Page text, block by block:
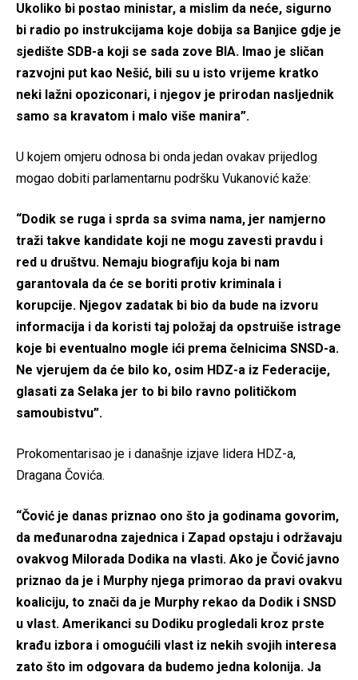
Ukoliko bi postao ministar, a mislim da neće, sigurno
bi radio po instrukcijama koje dobija sa Banjice gdje je
sjedište SDB-a koji se sada zove BIA. Imao je sličan
razvojni put kao Nešić, bili su u isto vrijeme kratko
neki lažni opoziconari, i njegov je prirodan nasljednik
samo sa kravatom i malo više manira”.
U kojem omjeru odnosa bi onda jedan ovakav prijedlog
mogao dobiti parlamentarnu podršku Vukanović kaže:
“Dodik se ruga i sprda sa svima nama, jer namjerno
traži takve kandidate koji ne mogu zavesti pravdu i
red u društvu. Nemaju biografiju koja bi nam
garantovala da će se boriti protiv kriminala i
korupcije. Njegov zadatak bi bio da bude na izvoru
informacija i da koristi taj položaj da opstruiše istrage
koje bi eventualno mogle ići prema čelnicima SNSD-a.
Ne vjerujem da će bilo ko, osim HDZ-a iz Federacije,
glasati za Selaka jer to bi bilo ravno političkom
samoubistvu”.
Prokomentarisao je i današnje izjave lidera HDZ-a,
Dragana Čovića.
“Čović je danas priznao ono što ja godinama govorim,
da međunarodna zajednica i Zapad opstaju i održavaju
ovakvog Milorada Dodika na vlasti. Ako je Čović javno
priznao da je i Murphy njega primorao da pravi ovakvu
koaliciju, to znači da je Murphy rekao da Dodik i SNSD
u vlast. Amerikanci su Dodiku progledali kroz prste
krađu izbora i omogućili vlast iz nekih svojih interesa
zato što im odgovara da budemo jedna kolonija. Ja